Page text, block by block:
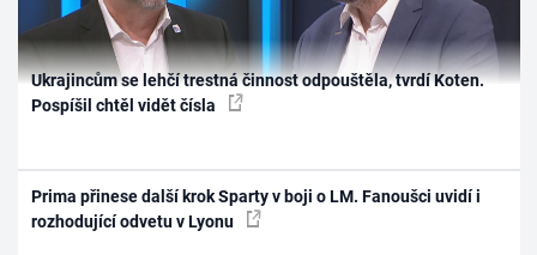
Ukrajincům se lehčí trestná činnost odpouštěla, tvrdí Koten.
Pospíšil chtěl vidět čísla
Prima přinese další krok Sparty v boji o LM. Fanoušci uvidí i
rozhodující odvetu v Lyonu